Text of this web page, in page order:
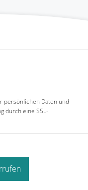
persönlichen Daten und
durch eine SSL-